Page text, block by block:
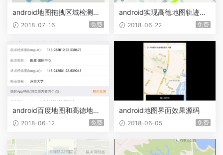
android地图拖拽区域检测效
果源码
2018-07-16 免费
android实现高德地图轨迹效
果源码
2018-06-22 免费
android百度地图和高德地图
进行简单的地图展示效果源码
2018-06-12 免费
android地图界面效果源码
2018-06-05 免费